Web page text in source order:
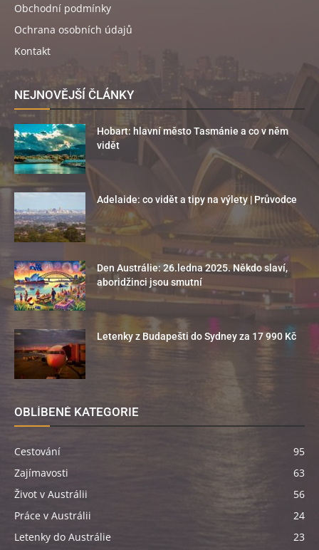
Obchodní podmínky
Ochrana osobních údajů
Kontakt
NEJNOVĚJŠÍ ČLÁNKY
Hobart: hlavní město Tasmánie a co v něm
vidět
Adelaide: co vidět a tipy na výlety | Průvodce
Den Austrálie: 26.ledna 2025. Někdo slaví,
aboridžinci jsou smutní
Letenky z Budapešti do Sydney za 17 990 Kč
OBLÍBENÉ KATEGORIE
Cestování
95
Zajímavosti
63
Život v Austrálii
56
Práce v Austrálii
24
Letenky do Austrálie
23